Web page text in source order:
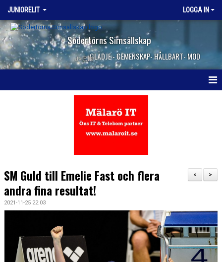
JUNIORELIT LOGGA IN
Södertörns Simsällskap
GLÄDJE - GEMENSKAP- HÅLLBART- MOD
J- Elit
>
<
SM Guld till Emelie Fast och flera
andra fina resultat!
2021-11-25 22:03